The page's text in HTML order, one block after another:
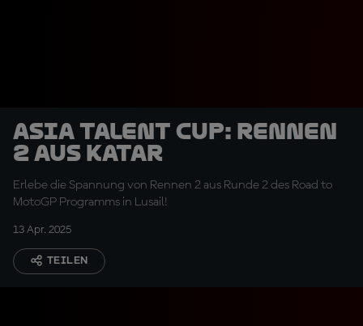
Asia Talent Cup: Rennen
2 aus Katar
Erlebe die Spannung von Rennen 2 aus Runde 2 des Road to
MotoGP Programms in Lusail!
13 Apr. 2025
TEILEN